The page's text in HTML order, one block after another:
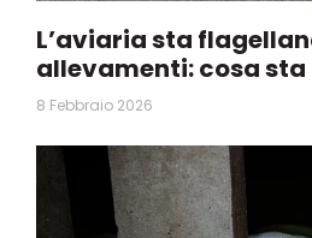
L’aviaria sta
allevamenti: cosa
8 Febbraio 2026